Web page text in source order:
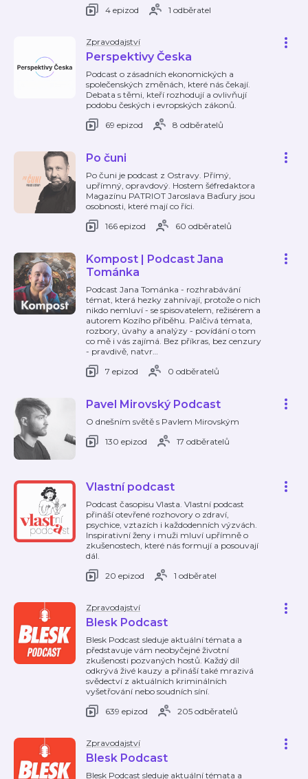
4 epizod
1 odběratel
Zpravodajství
Perspektivy Česka
Podcast o zásadních ekonomických a
společenských změnách, které nás čekají.
Debata s těmi, kteří rozhodují a ovlivňují
podobu českých i evropských zákonů.
69 epizod
8 odběratelů
Po čuni
Po čuni je podcast z Ostravy. Přímý,
upřímný, opravdový. Hostem šéfredaktora
Magazínu PATRIOT Jaroslava Baďury jsou
osobnosti, které mají co říci.
166 epizod
60 odběratelů
Kompost | Podcast Jana
Tománka
Podcast Jana Tománka - rozhrabávání
témat, která hezky zahnívají, protože o nich
nikdo nemluví - se spisovatelem, režisérem a
autorem Kozího příběhu. Palčivá témata,
rozbory, úvahy a analýzy - povídání o tom
co mě i vás zajímá. Bez příkras, bez cenzury
- pravdivě, natvr…
7 epizod
0 odběratelů
Pavel Mirovský Podcast
O dnešním světě s Pavlem Mirovským
130 epizod
17 odběratelů
Vlastní podcast
Podcast časopisu Vlasta. Vlastní podcast
přináší otevřené rozhovory o zdraví,
psychice, vztazích i každodenních výzvách.
Inspirativní ženy i muži mluví upřímně o
zkušenostech, které nás formují a posouvají
dál.
20 epizod
1 odběratel
Zpravodajství
Blesk Podcast
Blesk Podcast sleduje aktuální témata a
představuje vám neobyčejné životní
zkušenosti pozvaných hostů. Každý díl
odkrývá živé kauzy a přináší také mrazivá
svědectví z aktuálních kriminálních
vyšetřování nebo soudních síní.
639 epizod
205 odběratelů
Zpravodajství
Blesk Podcast
Blesk Podcast sleduje aktuální témata a